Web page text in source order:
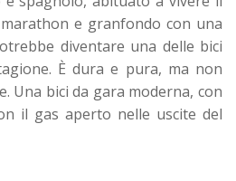
e granfondo con una
diventare una delle bici
È dura e pura, ma non
Una bici da gara moderna, con
il gas aperto nelle uscite del